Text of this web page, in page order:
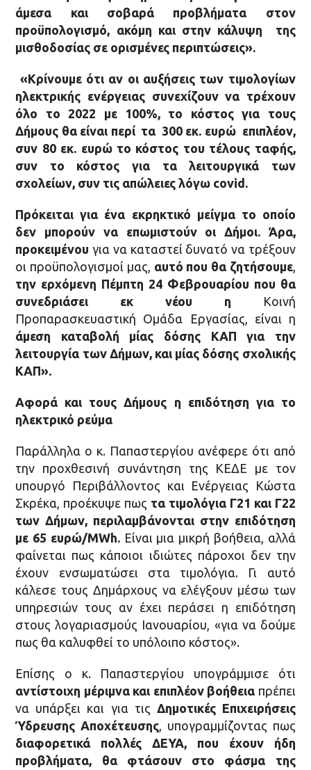
άμεσα και σοβαρά προβλήματα στον
προϋπολογισμό, ακόμη και στην κάλυψη της
μισθοδοσίας σε ορισμένες περιπτώσεις».
«Κρίνουμε ότι αν οι αυξήσεις των τιμολογίων
ηλεκτρικής ενέργειας συνεχίζουν να τρέχουν
όλο το 2022 με 100%, το κόστος για τους
Δήμους θα είναι περί τα 300 εκ. ευρώ επιπλέον,
συν 80 εκ. ευρώ το κόστος του τέλους ταφής,
συν το κόστος για τα λειτουργικά των
σχολείων, συν τις απώλειες λόγω covid .
Πρόκειται για ένα εκρηκτικό μείγμα το οποίο
δεν μπορούν να επωμιστούν οι Δήμοι. Άρα,
προκειμένουγια να καταστεί δυνατό να τρέξουν
οι προϋπολογισμοί μας, αυτό που θα ζητήσουμε,
την ερχόμενη Πέμπτη 24 Φεβρουαρίου που θα
συνεδριάσει εκ νέου η
Κοινή
Προπαρασκευαστική Ομάδα Εργασίας, είναι η
άμεση καταβολή μίας δόσης ΚΑΠ για την
λειτουργία των Δήμων, και μίας δόσης σχολικής
ΚΑΠ».
Αφορά και τους Δήμους η επιδότηση για το
ηλεκτρικό ρεύμα
Παράλληλα ο κ. Παπαστεργίου ανέφερε ότι από
την προχθεσινή συνάντηση της ΚΕΔΕ με τον
υπουργό Περιβάλλοντος και Ενέργειας Κώστα
Σκρέκα, προέκυψε πως τα τιμολόγια Γ21 και Γ22
των Δήμων, περιλαμβάνονται στην επιδότηση
με 65 ευρώ/MWh.Είναι μια μικρή βοήθεια, αλλά
φαίνεται πως κάποιοι ιδιώτες πάροχοι δεν την
έχουν ενσωματώσει στα τιμολόγια. Γι αυτό
κάλεσε τους Δημάρχους να ελέγξουν μέσω των
υπηρεσιών τους αν έχει περάσει η επιδότηση
στους λογαριασμούς Ιανουαρίου, «για να δούμε
πως θα καλυφθεί το υπόλοιπο κόστος».
Επίσης ο κ. Παπαστεργίου υπογράμμισε ότι
αντίστοιχη μέριμνα και επιπλέον βοήθεια πρέπει
να υπάρξει και για τις Δημοτικές Επιχειρήσεις
Ύδρευσης Αποχέτευσης, υπογραμμίζοντας πως
διαφορετικά πολλές ΔΕΥΑ, που έχουν ήδη
προβλήματα, θα φτάσουν στο φάσμα της